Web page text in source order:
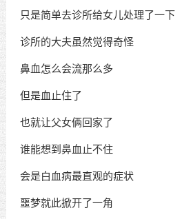
只是简单去诊所给女儿处理了一下
诊所的大夫虽然觉得奇怪
鼻血怎么会流那么多
但是血止住了
也就让父女俩回家了
谁能想到鼻血止不住
会是白血病最直观的症状
噩梦就此掀开了一角